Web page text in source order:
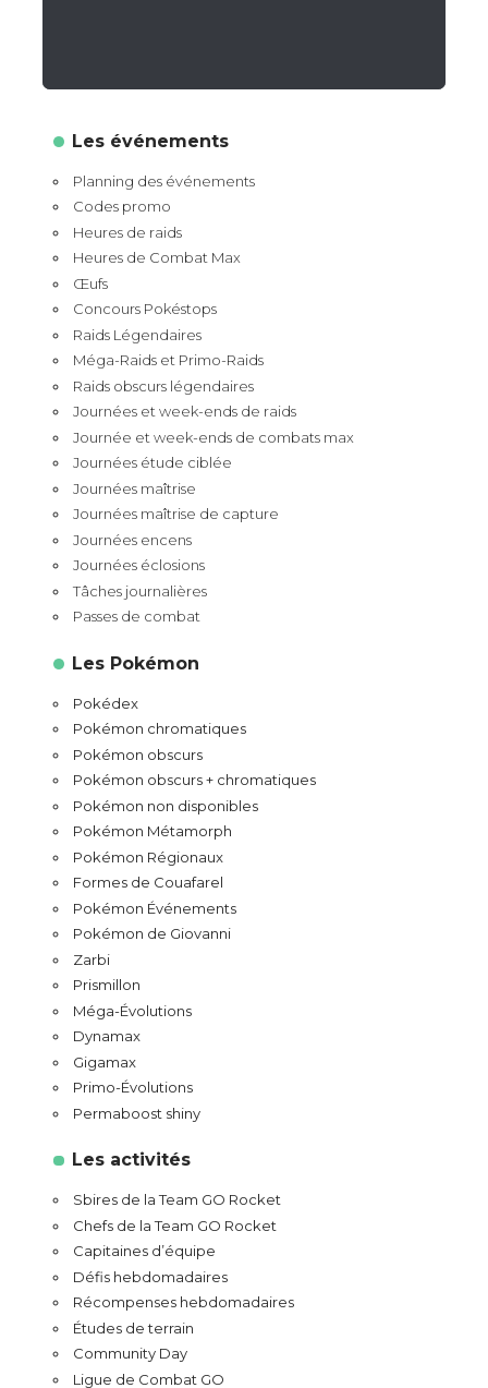
Les événements
Planning des événements
Codes promo
Heures de raids
Heures de Combat Max
Œufs
Concours Pokéstops
Raids Légendaires
Méga-Raids et Primo-Raids
Raids obscurs légendaires
Journées et week-ends de raids
Journée et week-ends de combats max
Journées étude ciblée
Journées maîtrise
Journées maîtrise de capture
Journées encens
Journées éclosions
Tâches journalières
Passes de combat
Les Pokémon
Pokédex
Pokémon chromatiques
Pokémon obscurs
Pokémon obscurs + chromatiques
Pokémon non disponibles
Pokémon Métamorph
Pokémon Régionaux
Formes de Couafarel
Pokémon Événements
Pokémon de Giovanni
Zarbi
Prismillon
Méga-Évolutions
Dynamax
Gigamax
Primo-Évolutions
Permaboost shiny
Les activités
Sbires de la Team GO Rocket
Chefs de la Team GO Rocket
Capitaines d’équipe
Défis hebdomadaires
Récompenses hebdomadaires
Études de terrain
Community Day
Ligue de Combat GO